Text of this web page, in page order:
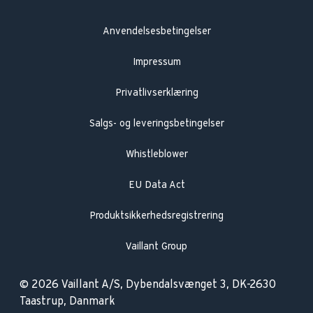
Anvendelsesbetingelser
Impressum
Privatlivserklæring
Salgs- og leveringsbetingelser
Whistleblower
EU Data Act
Produktsikkerhedsregistrering
Vaillant Group
© 2026 Vaillant A/S, Dybendalsvænget 3, DK-2630
Taastrup, Danmark